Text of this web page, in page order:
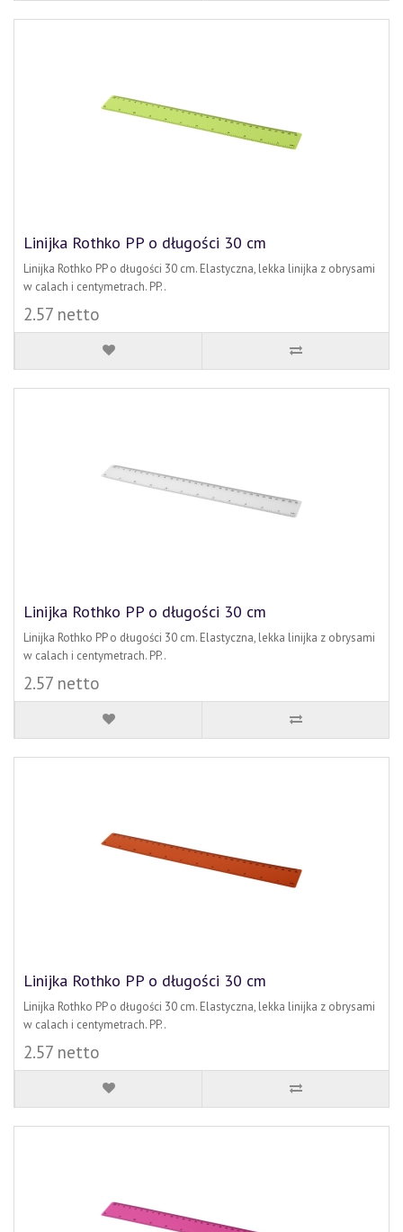
Linijka Rothko PP o długości 30 cm
Linijka Rothko PP o długości 30 cm. Elastyczna, lekka linijka z obrysami
w calach i centymetrach. PP..
2.57 netto
Linijka Rothko PP o długości 30 cm
Linijka Rothko PP o długości 30 cm. Elastyczna, lekka linijka z obrysami
w calach i centymetrach. PP..
2.57 netto
Linijka Rothko PP o długości 30 cm
Linijka Rothko PP o długości 30 cm. Elastyczna, lekka linijka z obrysami
w calach i centymetrach. PP..
2.57 netto